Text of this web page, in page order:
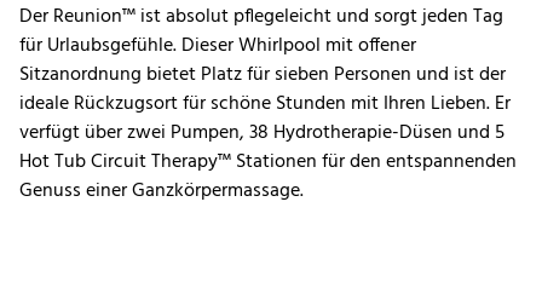
Der Reunion™ ist absolut pflegeleicht und sorgt jeden Tag
für Urlaubsgefühle. Dieser Whirlpool mit offener
Sitzanordnung bietet Platz für sieben Personen und ist der
ideale Rückzugsort für schöne Stunden mit Ihren Lieben. Er
verfügt über zwei Pumpen, 38 Hydrotherapie-Düsen und 5
Hot Tub Circuit Therapy™ Stationen für den entspannenden
Genuss einer Ganzkörpermassage.